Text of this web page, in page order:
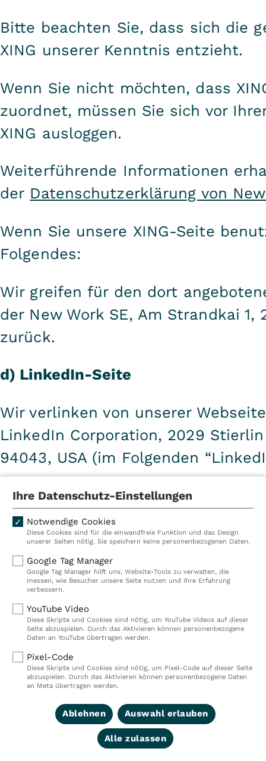
Bitte beachten Sie, dass sich die
XING unserer Kenntnis entzieht.
Wenn Sie nicht möchten, dass
zuordnet, müssen Sie sich vor
XING ausloggen.
Weiterführende Informationen
der Datenschutzerklärung von
Wenn Sie unsere XING-Seite
Folgendes:
Wir greifen für den dort
der New Work SE, Am Strandkai
zurück.
d) LinkedIn-Seite
Wir verlinken von unserer
LinkedIn Corporation, 2029
94043, USA (im Folgenden
Wenn Sie die Seite aufrufen und
Account eingeloggt sind, kann
Website Ihrem LinkedIn-Account
Bitte beachten Sie, dass sich die
LinkedIn unserer Kenntnis
Wenn Sie nicht möchten, dass
zuordnet, müssen Sie sich vor
LinkedIn ausloggen.
Informationen über Zweck und
weitere Verarbeitung und
Ihre Datenschutz-Einstellungen
Notwendige Cookies
Diese Cookies sind für die einwandfreie Funktion und das Design
unserer Seiten nötig. Sie speichern keine personenbezogenen Daten.
Google Tag Manager
Google Tag Manager hilft uns, Website-Tools zu verwalten, die
messen, wie Besucher unsere Seite nutzen und Ihre Erfahrung
verbessern.
YouTube Video
Diese Skripte und Cookies sind nötig, um YouTube Videos auf dieser
Seite abzuspielen. Durch das Aktivieren können personenbezogene
Daten an YouTube übertragen werden.
Pixel-Code
Diese Skripte und Cookies sind nötig, um Pixel-Code auf dieser Seite
abzuspielen. Durch das Aktivieren können personenbezogene Daten
an Meta übertragen werden.
Ablehnen Auswahl erlauben
Alle zulassen